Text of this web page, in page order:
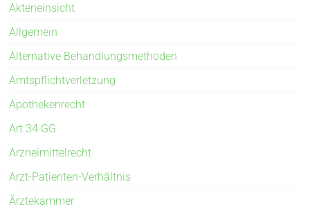
Akteneinsicht
Allgemein
Alternative Behandlungsmethoden
Amtspflichtverletzung
Apothekenrecht
Art 34 GG
Arzneimittelrecht
Arzt-Patienten-Verhältnis
Ärztekammer